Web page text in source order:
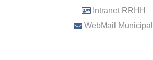
Intranet RRHH
WebMail Municipal